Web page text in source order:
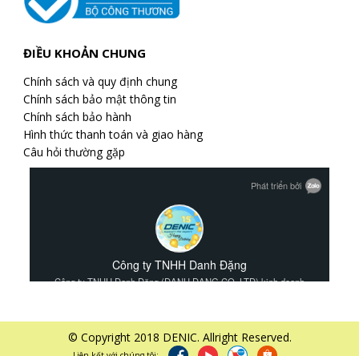
ĐIỀU KHOẢN CHUNG
Chính sách và quy định chung
Chính sách bảo mật thông tin
Chính sách bảo hành
Hình thức thanh toán và giao hàng
Câu hỏi thường gặp
© Copyright 2018 DENIC. Allright Reserved.